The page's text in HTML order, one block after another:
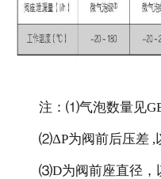
注：⑴气泡数量见GB/
⑵ΔP为阀前后压差 ,以
⑶D为阀前座直径，以